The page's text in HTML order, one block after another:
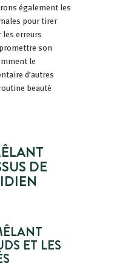
également les
pour tirer
erreurs
son
le
d'autres
beauté
DE
ET LES